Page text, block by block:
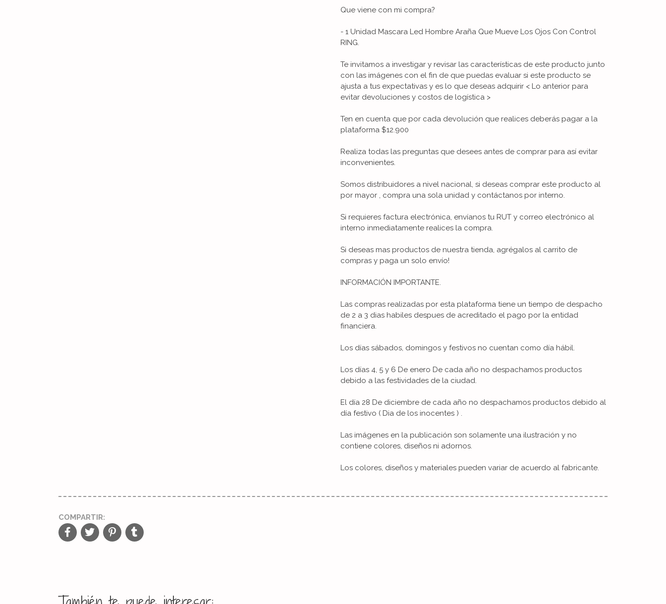
Que viene con mi compra?
- 1 Unidad Mascara Led Hombre Araña Que Mueve Los Ojos Con Control
RING.
Te invitamos a investigar y revisar las características de este producto junto
con las imágenes con el fin de que puedas evaluar si este producto se
ajusta a tus expectativas y es lo que deseas adquirir < Lo anterior para
evitar devoluciones y costos de logística >
Ten en cuenta que por cada devolución que realices deberás pagar a la
plataforma $12.900
Realiza todas las preguntas que desees antes de comprar para así evitar
inconvenientes.
Somos distribuidores a nivel nacional, si deseas comprar este producto al
por mayor , compra una sola unidad y contáctanos por interno.
Si requieres factura electrónica, envíanos tu RUT y correo electrónico al
interno inmediatamente realices la compra.
Si deseas mas productos de nuestra tienda, agrégalos al carrito de
compras y paga un solo envío!
INFORMACIÓN IMPORTANTE.
Las compras realizadas por esta plataforma tiene un tiempo de despacho
de 2 a 3 dias habiles despues de acreditado el pago por la entidad
financiera.
Los días sábados, domingos y festivos no cuentan como día hábil.
Los días 4, 5 y 6 De enero De cada año no despachamos productos
debido a las festividades de la ciudad.
El día 28 De diciembre de cada año no despachamos productos debido al
día festivo ( Dia de los inocentes ) .
Las imágenes en la publicación son solamente una ilustración y no
contiene colores, diseños ni adornos.
Los colores, diseños y materiales pueden variar de acuerdo al fabricante.
COMPARTIR: